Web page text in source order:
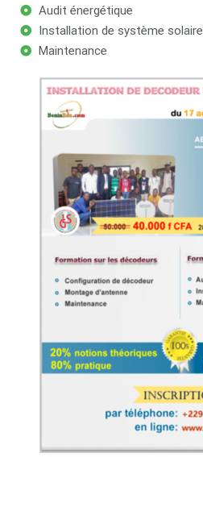
Audit énergétique
Installation de système solaire
Maintenance